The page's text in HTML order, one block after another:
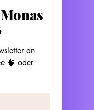
an
🧠 oder